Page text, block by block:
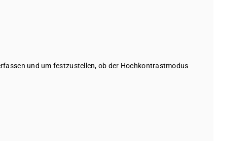
und um festzustellen, ob der Hochkontrastmodus